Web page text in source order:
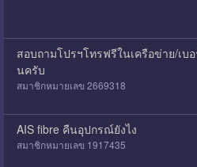
สอบถามโปรฯโทรฟรีในเครือข่าย/เ
นครับ
สมาชิกหมายเลข 2669318
AIS fibre คืนอุปกรณ์ยังไง
สมาชิกหมายเลข 1917435